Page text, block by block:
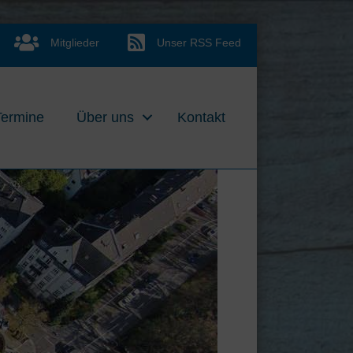
MitgliederMitglieder Unser RSS Feed
Unser RSS Feed
Über uns Kontakt